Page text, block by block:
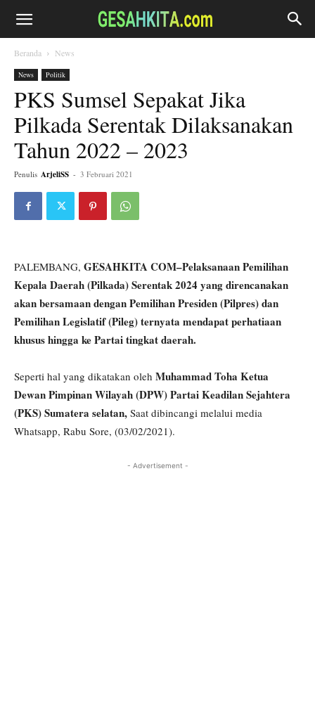
Beranda News
News Politik
PKS Sumsel Sepakat Jika
Pilkada Serentak Dilaksanakan
Tahun 2022 – 2023
Penulis ArjeliSS - 3 Februari 2021
PALEMBANG, GESAHKITA COM–Pelaksanaan Pemilihan
Kepala Daerah (Pilkada) Serentak 2024 yang direncanakan
akan bersamaan dengan Pemilihan Presiden (Pilpres) dan
Pemilihan Legislatif (Pileg) ternyata mendapat perhatiaan
khusus hingga ke Partai tingkat daerah.
Seperti hal yang dikatakan oleh Muhammad Toha Ketua
Dewan Pimpinan Wilayah (DPW) Partai Keadilan Sejahtera
(PKS) Sumatera selatan, Saat dibincangi melalui media
Whatsapp, Rabu Sore, (03/02/2021).
- Advertisement -